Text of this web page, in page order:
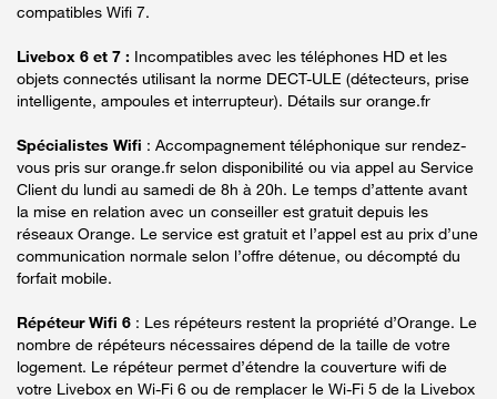
compatibles Wifi 7.
Livebox 6 et 7 : Incompatibles avec les téléphones HD et les
objets connectés utilisant la norme DECT-ULE (détecteurs, prise
intelligente, ampoules et interrupteur). Détails sur orange.fr
Spécialistes Wifi : Accompagnement téléphonique sur rendez-
vous pris sur orange.fr selon disponibilité ou via appel au Service
Client du lundi au samedi de 8h à 20h. Le temps d’attente avant
la mise en relation avec un conseiller est gratuit depuis les
réseaux Orange. Le service est gratuit et l’appel est au prix d’une
communication normale selon l’offre détenue, ou décompté du
forfait mobile.
Répéteur Wifi 6 : Les répéteurs restent la propriété d’Orange. Le
nombre de répéteurs nécessaires dépend de la taille de votre
logement. Le répéteur permet d’étendre la couverture wifi de
votre Livebox en Wi-Fi 6 ou de remplacer le Wi-Fi 5 de la Livebox